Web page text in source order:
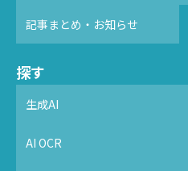
記事まとめ・お知らせ
探す
生成AI
AI OCR